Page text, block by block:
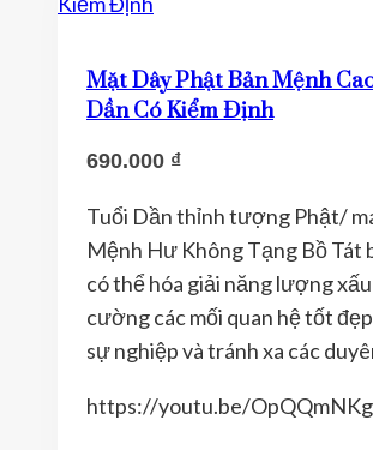
Mặt Dây Phật Bản Mệnh
Dần Có Kiểm Định
690.000 ₫
Tuổi Dần thỉnh tượng Phật/
Mệnh Hư Không Tạng Bồ Tát
có thể hóa giải năng lượng
cường các mối quan hệ tốt
sự nghiệp và tránh xa các
https://youtu.be/